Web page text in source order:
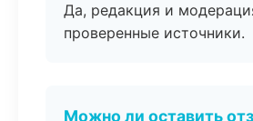
Да, редакция и
проверенные источники.
Можно ли оставить